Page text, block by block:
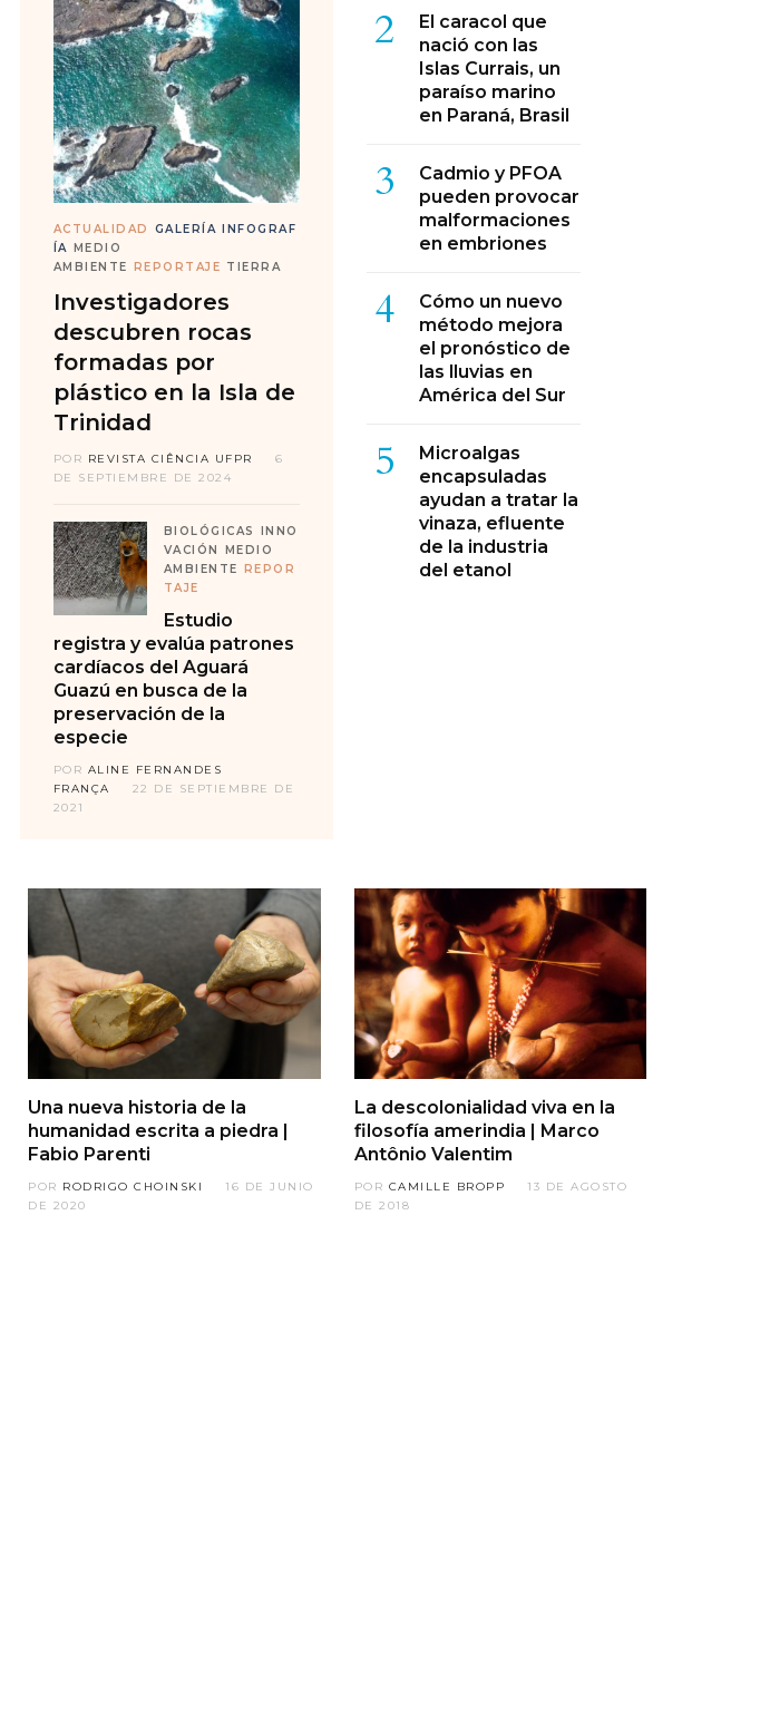
ACTUALIDAD GALERÍA
INFOGRAF
ÍA
MEDIO
AMBIENTE
REPORTAJE TIERRA
Investigadores
descubren rocas
formadas por
plástico en la Isla de
Trinidad
POR REVISTA CIÊNCIA UFPR
6
DE SEPTIEMBRE DE 2024
BIOLÓGICAS
INNO
VACIÓN
MEDIO
AMBIENTE
REPOR
TAJE
Estudio
registra y evalúa patrones
cardíacos del Aguará
Guazú en busca de la
preservación de la
especie
POR ALINE FERNANDES
FRANÇA
22 DE SEPTIEMBRE DE
2021
2
El caracol que
nació con las
Islas Currais, un
paraíso marino
en Paraná, Brasil
3
Cadmio y PFOA
pueden provocar
malformaciones
en embriones
4
Cómo un nuevo
método mejora
el pronóstico de
las lluvias en
América del Sur
5
Microalgas
encapsuladas
ayudan a tratar la
vinaza, efluente
de la industria
del etanol
Una nueva historia de la
humanidad escrita a piedra |
Fabio Parenti
POR RODRIGO CHOINSKI
16 DE JUNIO
DE 2020
La descolonialidad viva en la
filosofía amerindia | Marco
Antônio Valentim
POR CAMILLE BROPP
13 DE AGOSTO
DE 2018